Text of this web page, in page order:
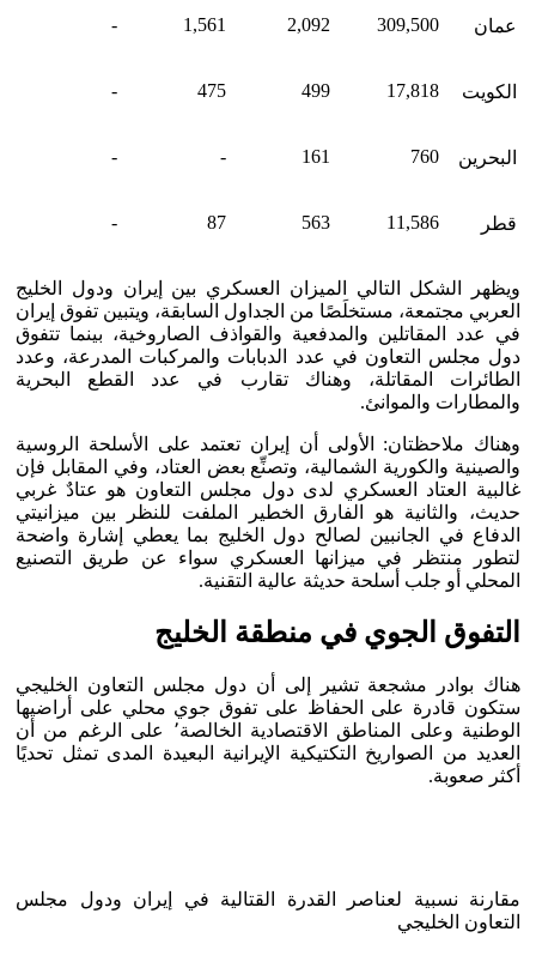
عمان 309,500
2,092
1,561
-
الكويت 17,818
499
475
-
البحرين 760
161
-
-
قطر 11,586
563
87
-
ويظهر الشكل التالي الميزان العسكري بين إيران ودول الخليج
العربي مجتمعة، مستخلَصًا من الجداول السابقة، ويتبين تفوق إيران
في عدد المقاتلين والمدفعية والقواذف الصاروخية، بينما تتفوق
دول مجلس التعاون في عدد الدبابات والمركبات المدرعة، وعدد
الطائرات المقاتلة، وهناك تقارب في عدد القطع البحرية
والمطارات والموانئ.
وهناك ملاحظتان: الأولى أن إيران تعتمد على الأسلحة الروسية
والصينية والكورية الشمالية، وتصنِّع بعض العتاد، وفي المقابل فإن
غالبية العتاد العسكري لدى دول مجلس التعاون هو عتادٌ غربي
حديث، والثانية هو الفارق الخطير الملفت للنظر بين ميزانيتي
الدفاع في الجانبين لصالح دول الخليج بما يعطي إشارة واضحة
لتطور منتظر في ميزانها العسكري سواء عن طريق التصنيع
المحلي أو جلب أسلحة حديثة عالية التقنية.
التفوق الجوي في منطقة الخليج
هناك بوادر مشجعة تشير إلى أن دول مجلس التعاون الخليجي
ستكون قادرة على الحفاظ على تفوق جوي محلي على أراضيها
الوطنية وعلى المناطق الاقتصادية الخالصة٬ على الرغم من أن
العديد من الصواريخ التكتيكية الإيرانية البعيدة المدى تمثل تحديًا
أكثر صعوبة.
مقارنة نسبية لعناصر القدرة القتالية في إيران ودول مجلس
التعاون الخليجي